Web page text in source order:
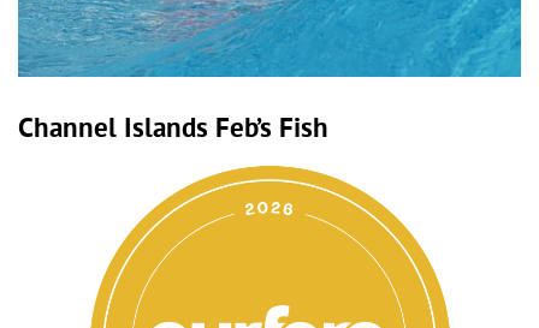
Channel Islands Feb’s Fish